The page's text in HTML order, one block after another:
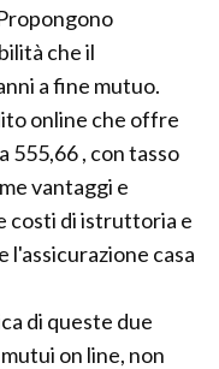
che il
a fine mutuo.
online che offre
555,66 , con tasso
vantaggi e
costi di istruttoria e
l'assicurazione casa
di queste due
on line, non